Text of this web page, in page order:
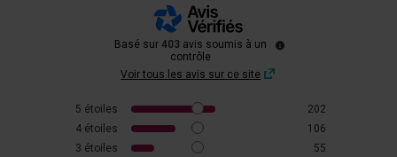
Basé sur 403 avis soumis à un
contrôle
Voir tous les avis sur ce site
5 étoiles
202
4 étoiles
106
3 étoiles
55